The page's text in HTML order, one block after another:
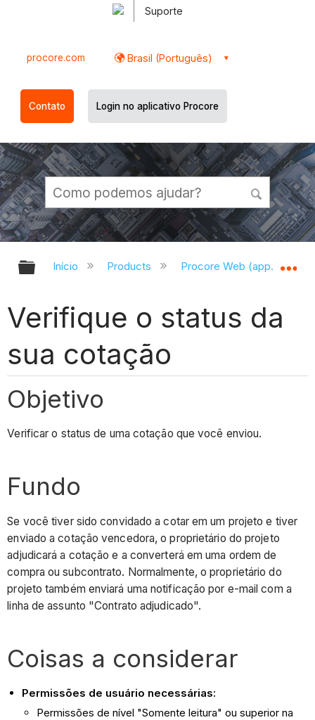
Suporte
procore.com Brasil (Português)
Contato Login no aplicativo Procore
Expandir/recolher hierarquia
Início Products Procore Web
Verifique o status da
sua cotação
Objetivo
Verificar o status de uma cotação que você enviou.
Fundo
Se você tiver sido convidado a cotar em um projeto e tiver
enviado a cotação vencedora, o proprietário do projeto
adjudicará a cotação e a converterá em uma ordem de
compra ou subcontrato. Normalmente, o proprietário do
projeto também enviará uma notificação por e-mail com a
linha de assunto "Contrato adjudicado".
Coisas a considerar
Permissões de usuário necessárias:
Permissões de nível "Somente leitura" ou superior na